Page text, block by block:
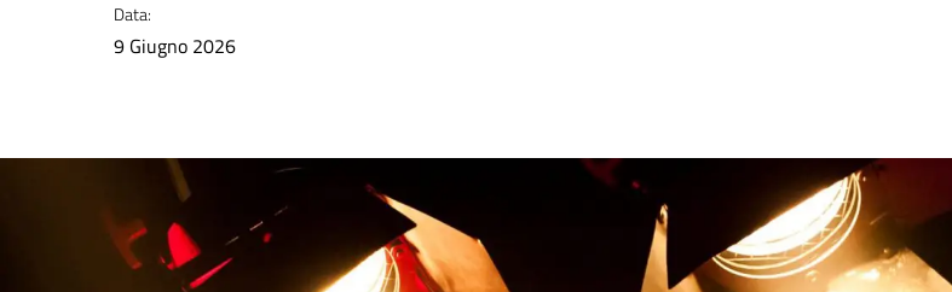
Data:
9 Giugno 2026